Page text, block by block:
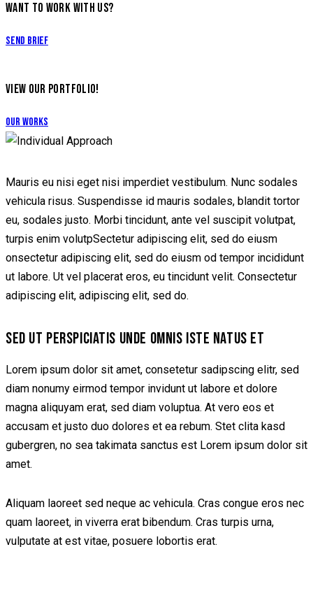
WANT TO WORK WITH US?
Send Brief
VIEW OUR PORTFOLIO!
Our Works
Mauris eu nisi eget nisi imperdiet vestibulum. Nunc sodales
vehicula risus. Suspendisse id mauris sodales, blandit tortor
eu, sodales justo. Morbi tincidunt, ante vel suscipit volutpat,
turpis enim volutpSectetur adipiscing elit, sed do eiusm
onsectetur adipiscing elit, sed do eiusm od tempor incididunt
ut labore. Ut vel placerat eros, eu tincidunt velit. Consectetur
adipiscing elit, adipiscing elit, sed do.
SED UT PERSPICIATIS UNDE OMNIS ISTE NATUS ET
Lorem ipsum dolor sit amet, consetetur sadipscing elitr, sed
diam nonumy eirmod tempor invidunt ut labore et dolore
magna aliquyam erat, sed diam voluptua. At vero eos et
accusam et justo duo dolores et ea rebum. Stet clita kasd
gubergren, no sea takimata sanctus est Lorem ipsum dolor sit
amet.
Aliquam laoreet sed neque ac vehicula. Cras congue eros nec
quam laoreet, in viverra erat bibendum. Cras turpis urna,
vulputate at est vitae, posuere lobortis erat.